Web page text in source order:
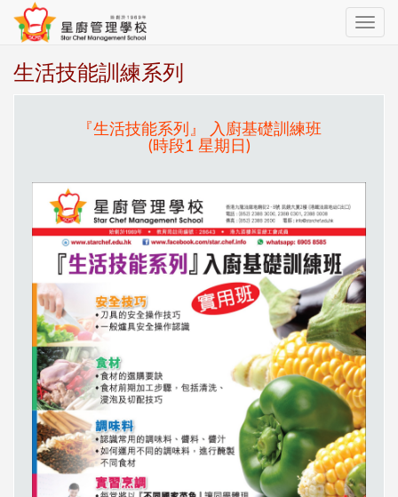
Toggle
生活技能訓練系列
『生活技能系列』 入廚基礎訓練班
(時段1 星期日)